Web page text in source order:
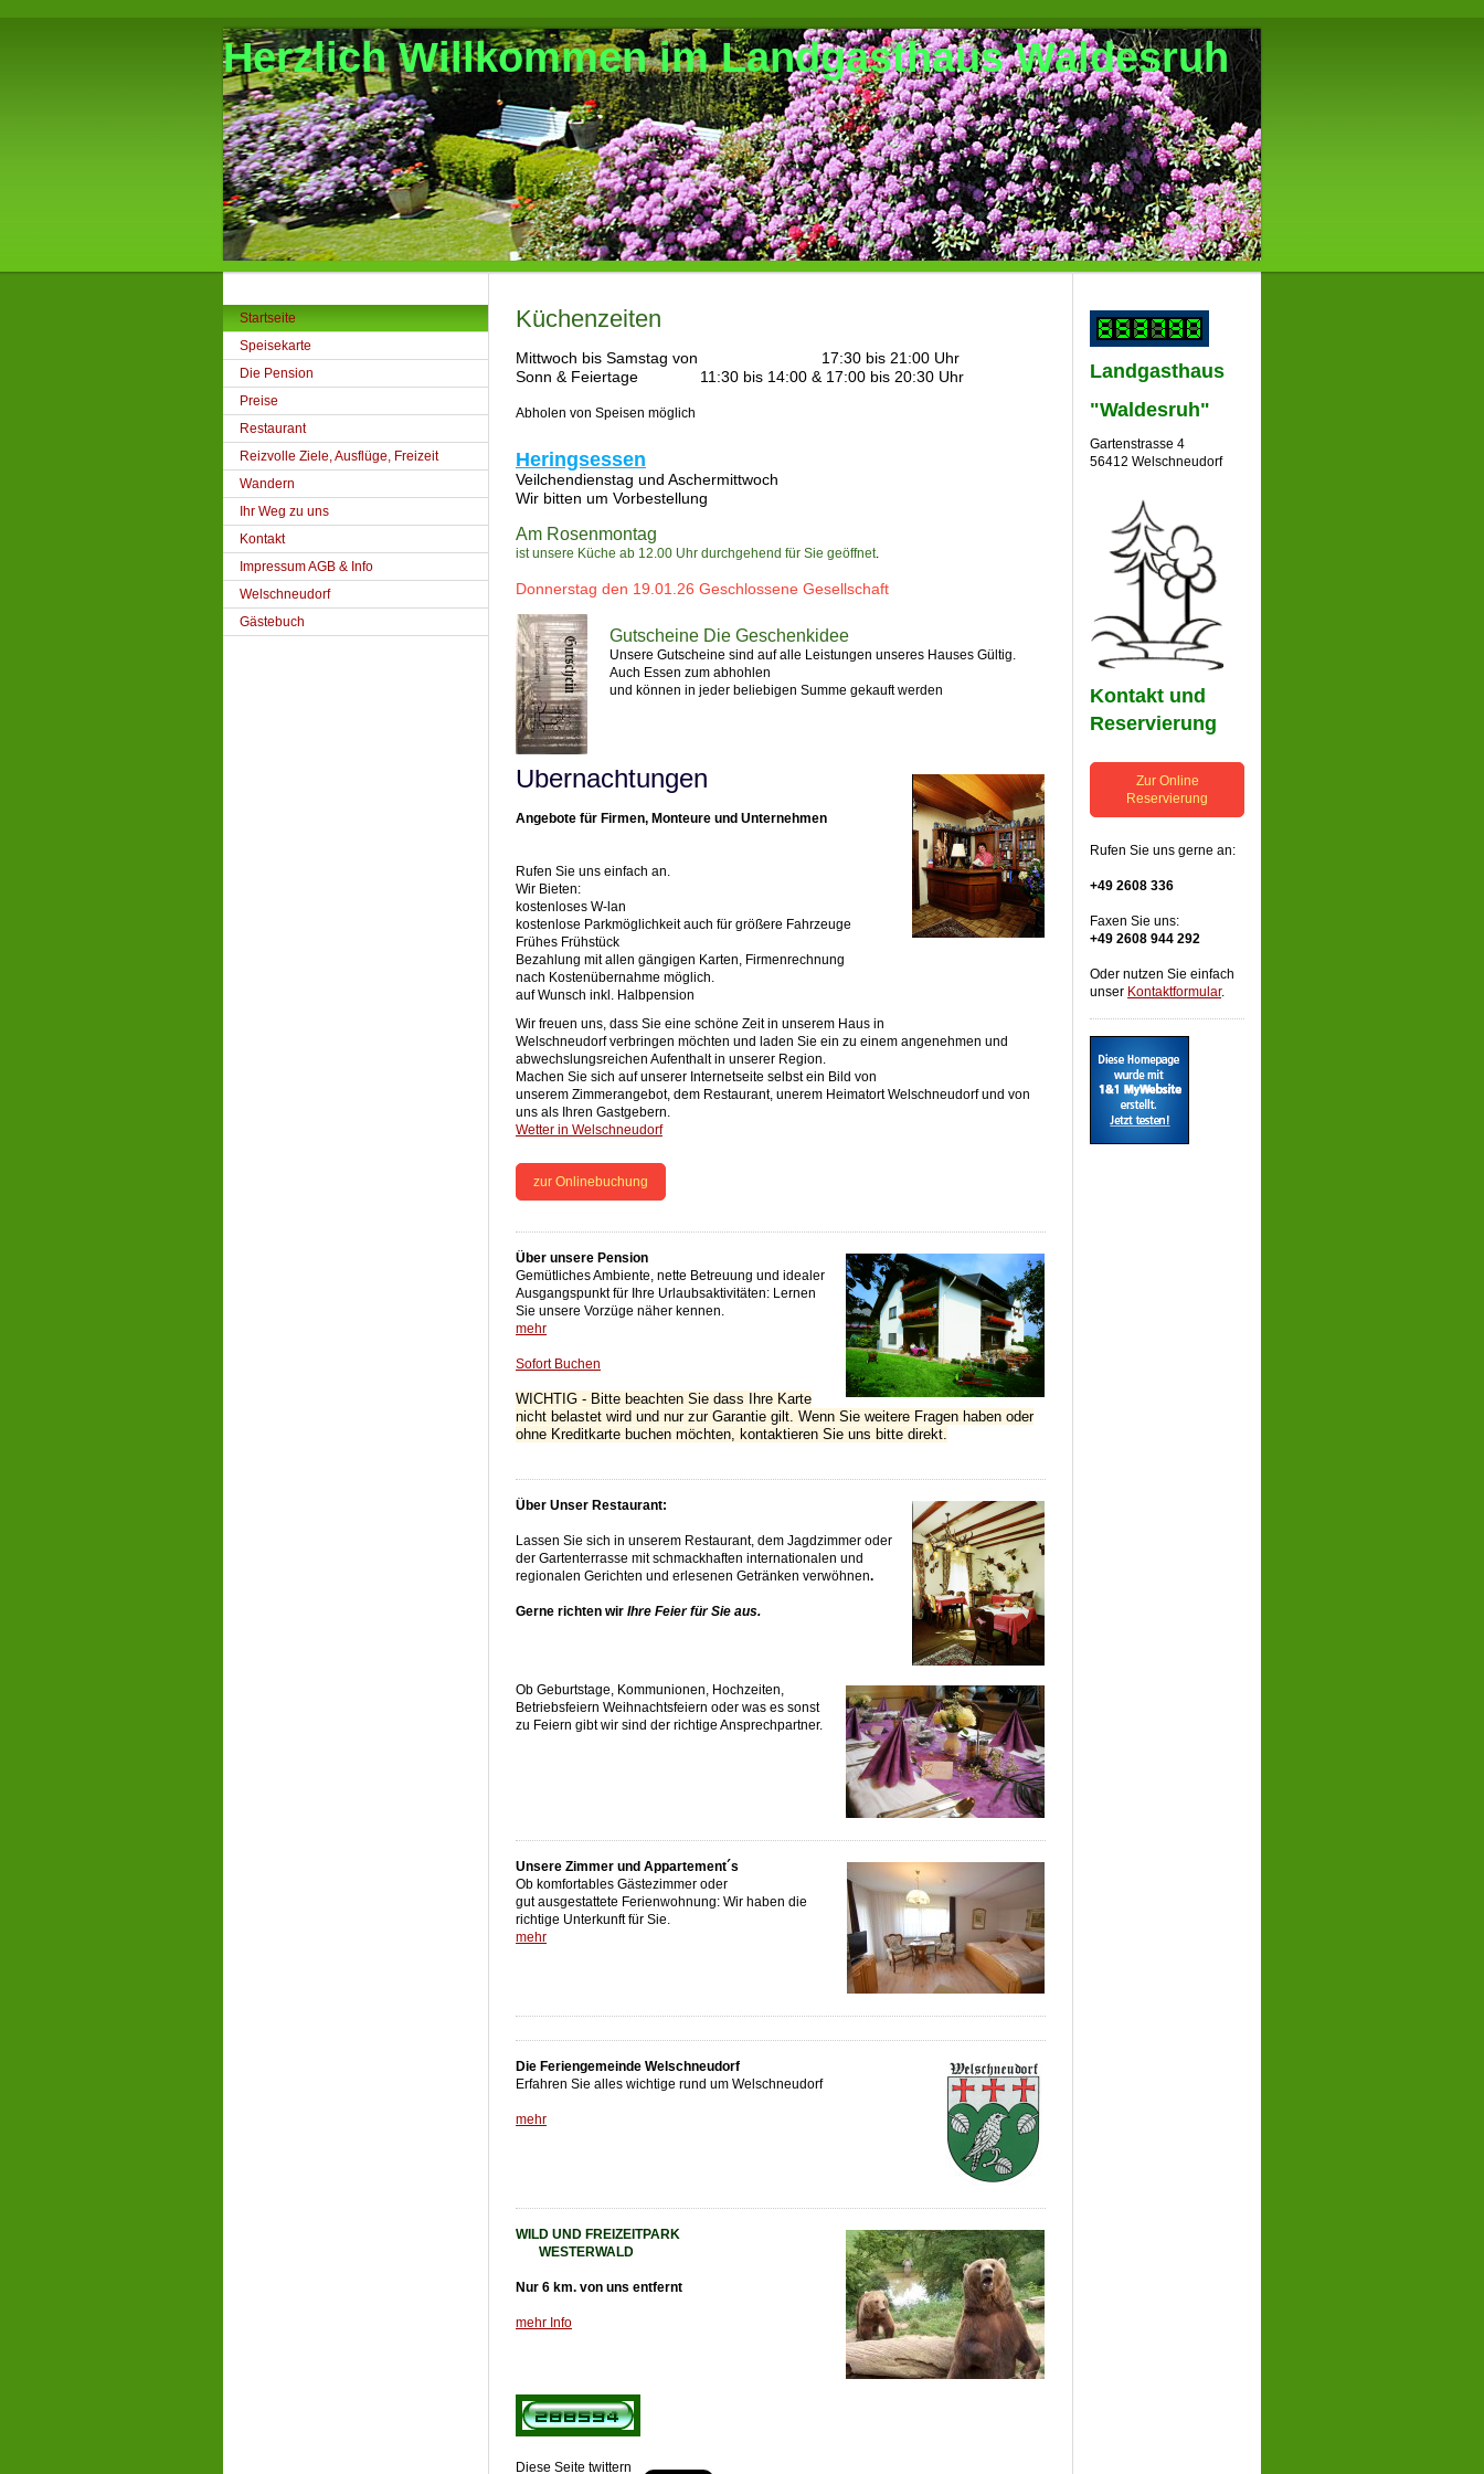
Herzlich Willkommen im Landgasthaus Waldesruh
Startseite
Speisekarte
Die Pension
Preise
Restaurant
Reizvolle Ziele, Ausflüge, Freizeit
Wandern
Ihr Weg zu uns
Kontakt
Impressum AGB & Info
Welschneudorf
Gästebuch
Küchenzeiten
Mittwoch bis Samstag von 17:30 bis 21:00 Uhr
Sonn & Feiertage 11:30 bis 14:00 & 17:00 bis 20:30 Uhr
Abholen von Speisen möglich
Heringsessen
Veilchendienstag und Aschermittwoch
Wir bitten um Vorbestellung
Am Rosenmontag
ist unsere Küche ab 12.00 Uhr durchgehend für Sie geöffnet.
Donnerstag den 19.01.26 Geschlossene Gesellschaft
Gutscheine Die Geschenkidee
Unsere Gutscheine sind auf alle Leistungen unseres Hauses Gültig.
Auch Essen zum abhohlen
und können in jeder beliebigen Summe gekauft werden
Übernachtungen
Angebote für Firmen, Monteure und Unternehmen
Rufen Sie uns einfach an.
Wir Bieten:
kostenloses W-lan
kostenlose Parkmöglichkeit auch für größere Fahrzeuge
Frühes Frühstück
Bezahlung mit allen gängigen Karten, Firmenrechnung
nach Kostenübernahme möglich.
auf Wunsch inkl. Halbpension
Wir freuen uns, dass Sie eine schöne Zeit in unserem Haus in
Welschneudorf verbringen möchten und laden Sie ein zu einem angenehmen und
abwechslungsreichen Aufenthalt in unserer Region.
Machen Sie sich auf unserer Internetseite selbst ein Bild von
unserem Zimmerangebot, dem Restaurant, unerem Heimatort Welschneudorf und von
uns als Ihren Gastgebern.
Wetter in Welschneudorf
zur Onlinebuchung
Über unsere Pension
Gemütliches Ambiente, nette Betreuung und idealer
Ausgangspunkt für Ihre Urlaubsaktivitäten: Lernen
Sie unsere Vorzüge näher kennen.
mehr
Sofort Buchen
WICHTIG - Bitte beachten Sie dass Ihre Karte
nicht belastet wird und nur zur Garantie gilt. Wenn Sie weitere Fragen haben oder
ohne Kreditkarte buchen möchten, kontaktieren Sie uns bitte direkt.
Über Unser Restaurant:
Lassen Sie sich in unserem Restaurant, dem Jagdzimmer oder
der Gartenterrasse mit schmackhaften internationalen und
regionalen Gerichten und erlesenen Getränken verwöhnen.
Gerne richten wir Ihre Feier für Sie aus.
Ob Geburtstage, Kommunionen, Hochzeiten,
Betriebsfeiern Weihnachtsfeiern oder was es sonst
zu Feiern gibt wir sind der richtige Ansprechpartner.
Unsere Zimmer und Appartement´s
Ob komfortables Gästezimmer oder
gut ausgestattete Ferienwohnung: Wir haben die
richtige Unterkunft für Sie.
mehr
Die Feriengemeinde Welschneudorf
Erfahren Sie alles wichtige rund um Welschneudorf
mehr
WILD UND FREIZEITPARK
WESTERWALD
Nur 6 km. von uns entfernt
mehr Info
Diese Seite twittern
Landgasthaus
"Waldesruh"
Gartenstrasse 4
56412 Welschneudorf
Kontakt und
Reservierung
Zur Online
Reservierung
Rufen Sie uns gerne an:
+49 2608 336
Faxen Sie uns:
+49 2608 944 292
Oder nutzen Sie einfach
unser Kontaktformular.